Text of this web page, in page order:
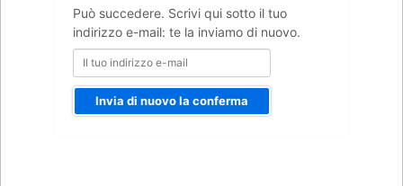
Può succedere. Scrivi qui sotto il tuo
indirizzo e-mail: te la inviamo di nuovo.
indirizzo
Invia di nuovo la conferma